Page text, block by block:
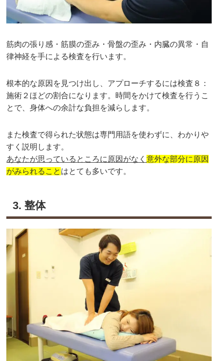
筋肉の張り感・筋膜の歪み・骨盤の歪み・内臓の異常・自
律神経を手による検査を行います。
根本的な原因を見つけ出し、アプローチするには検査８：
施術２ほどの割合になります。時間をかけて検査を行うこ
とで、身体への余計な負担を減らします。
また検査で得られた状態は専門用語を使わずに、わかりや
すく説明します。
あなたが思っているところに原因がなく意外な部分に原因
がみられること はとても多いです。
3. 整体